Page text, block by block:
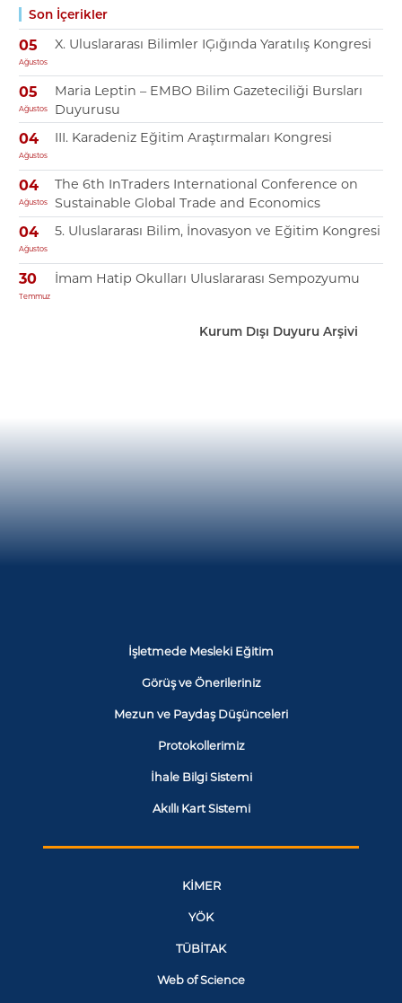
Son İçerikler
05
Ağustos
X. Uluslararası Bilimler IĢığında Yaratılış Kongresi
05
Ağustos
Maria Leptin – EMBO Bilim Gazeteciliği Bursları
Duyurusu
04
Ağustos
III. Karadeniz Eğitim Araştırmaları Kongresi
04
Ağustos
The 6th InTraders International Conference on
Sustainable Global Trade and Economics
04
Ağustos
5. Uluslararası Bilim, İnovasyon ve Eğitim Kongresi
30
Temmuz
İmam Hatip Okulları Uluslararası Sempozyumu
Kurum Dışı Duyuru Arşivi
İşletmede Mesleki Eğitim
Görüş ve Önerileriniz
Mezun ve Paydaş Düşünceleri
Protokollerimiz
İhale Bilgi Sistemi
Akıllı Kart Sistemi
KİMER
YÖK
TÜBİTAK
Web of Science